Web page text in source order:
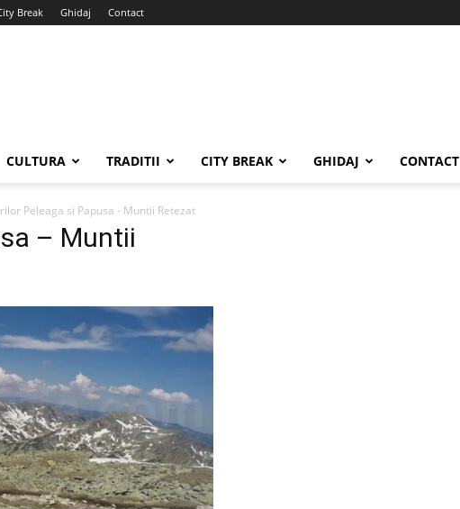
Break Ghidaj Contact
CULTURA TRADITII CITY BREAK GHIDAJ CONTACT
Peleaga si Papusa - Muntii Retezat
– Muntii